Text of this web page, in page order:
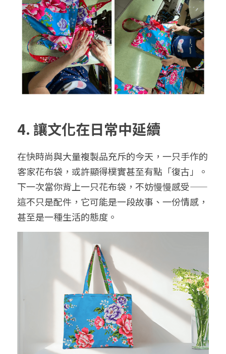
4. 讓文化在日常中延續
在快時尚與大量複製品充斥的今天，一只手作的
客家花布袋，或許顯得樸實甚至有點「復古」。
下一次當你背上一只花布袋，不妨慢慢感受——
這不只是配件，它可能是一段故事、一份情感，
甚至是一種生活的態度。